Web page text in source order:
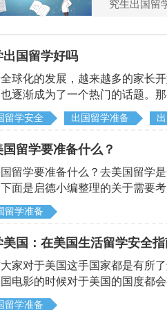
究生出国留
出国留学好吗
球化的发展，越来越多的家长
逐渐成为了一个热门的话题。
留学安全 出国留学准备
国留学要准备什么？
留学要准备什么？去美国留学
面是启德小编整理的关于需要
留学准备
美国：在美国生活留学安全
家对于美国这手国家都是有所
电影的时候对于美国的国度都
到美国留学的话一定要注重安
留学准备